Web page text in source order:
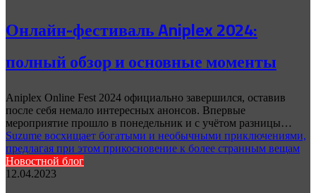
Онлайн-фестиваль Aniplex 2024:
полный обзор и основные моменты
Aniplex Online Fest 2024 официально завершился, оставив
после себя немало интересных анонсов. Впервые
мероприятие прошло в понедельник и с учётом разницы…
Suzume восхищает богатыми и необычными приключениями,
предлагая при этом прикосновение к более странным вещам
Новостной блог
12.04.2023